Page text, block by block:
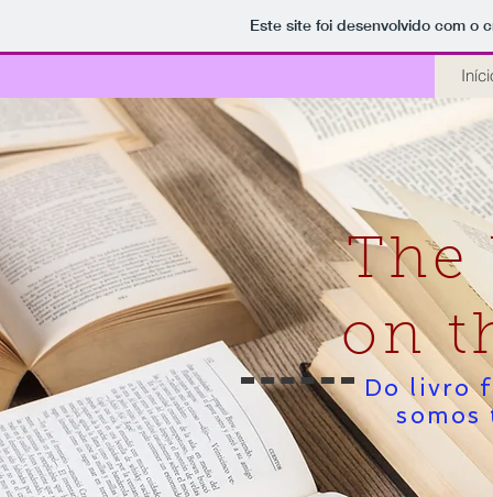
Este site foi desenvolvido com o
The
on
Do livro
somos